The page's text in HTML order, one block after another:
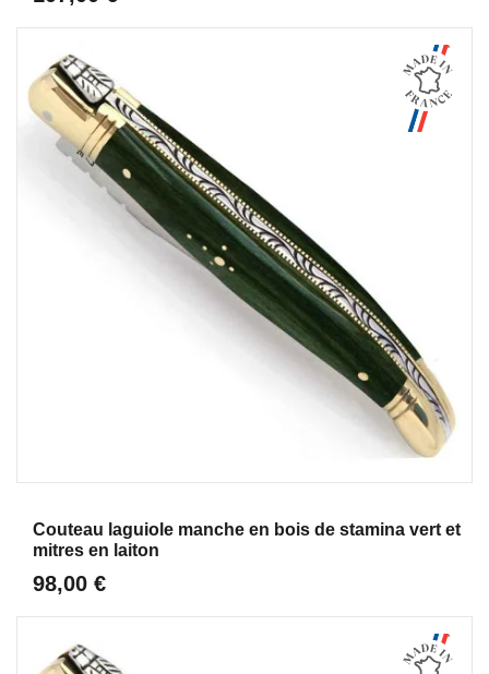
Couteau laguiole manche en bois de stamina vert et
mitres en laiton
98,00 €